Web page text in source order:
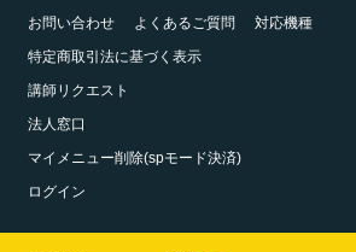
お問い合わせ
よくあるご質問
対応機種
特定商取引法に基づく表示
講師リクエスト
法人窓口
マイメニュー削除(spモード決済)
ログイン